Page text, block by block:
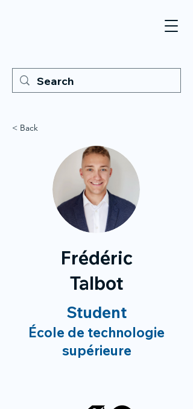
< Back
Frédéric
Talbot
Student
École de technologie
supérieure